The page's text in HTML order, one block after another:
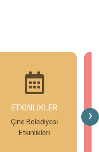
›
ETKİNLİKLER
Çine Belediyesi
Etkinlikleri